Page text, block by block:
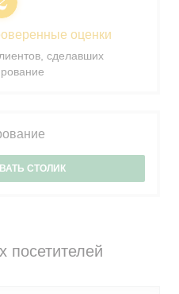
посетителей
оценки
сделавших
СТОЛИК